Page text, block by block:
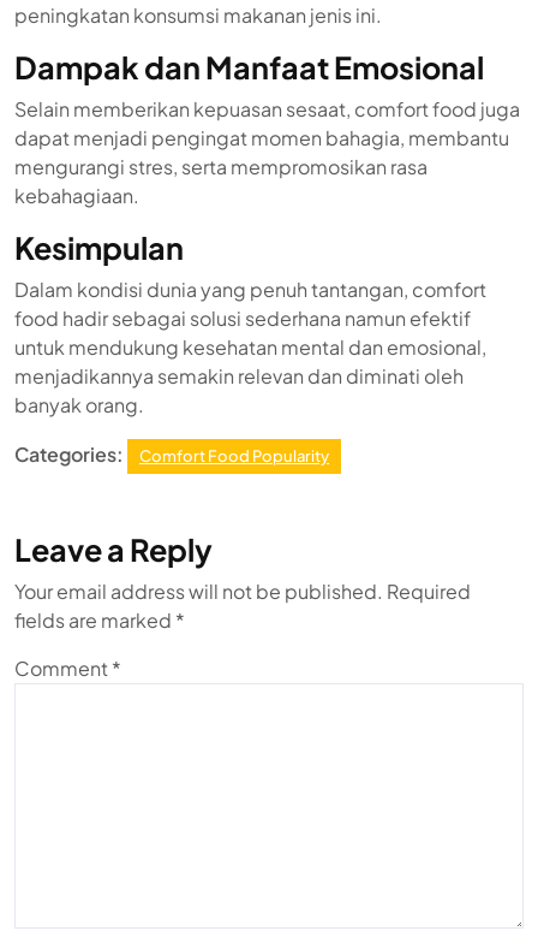
peningkatan konsumsi makanan jenis ini.
Dampak dan Manfaat Emosional
Selain memberikan kepuasan sesaat, comfort food juga
dapat menjadi pengingat momen bahagia, membantu
mengurangi stres, serta mempromosikan rasa
kebahagiaan.
Kesimpulan
Dalam kondisi dunia yang penuh tantangan, comfort
food hadir sebagai solusi sederhana namun efektif
untuk mendukung kesehatan mental dan emosional,
menjadikannya semakin relevan dan diminati oleh
banyak orang.
Categories:
Comfort Food Popularity
Leave a Reply
Your email address will not be published. Required
fields are marked *
Comment *